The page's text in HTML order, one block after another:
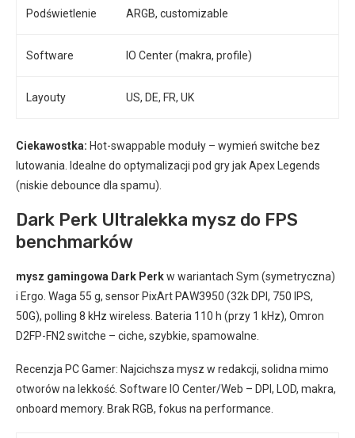
Podświetlenie ARGB, customizable
Software IO Center (makra, profile)
Layouty US, DE, FR, UK
Ciekawostka: Hot-swappable moduły – wymień switche bez
lutowania. Idealne do optymalizacji pod gry jak Apex Legends
(niskie debounce dla spamu).
Dark Perk Ultralekka mysz do FPS
benchmarków
mysz gamingowa Dark Perkw wariantach Sym (symetryczna)
i Ergo. Waga 55 g, sensor PixArt PAW3950 (32k DPI, 750 IPS,
50G), polling 8 kHz wireless. Bateria 110 h (przy 1 kHz), Omron
D2FP-FN2 switche – ciche, szybkie, spamowalne.
Recenzja PC Gamer: Najcichsza mysz w redakcji, solidna mimo
otworów na lekkość. Software IO Center/Web – DPI, LOD, makra,
onboard memory. Brak RGB, fokus na performance.